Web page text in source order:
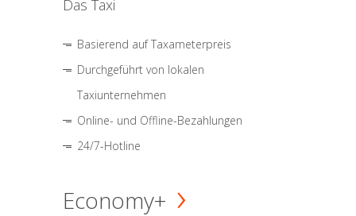
Das Taxi
Basierend auf Taxameterpreis
Durchgeführt von lokalen
Taxiunternehmen
Online- und Offline-Bezahlungen
24/7-Hotline
Economy+